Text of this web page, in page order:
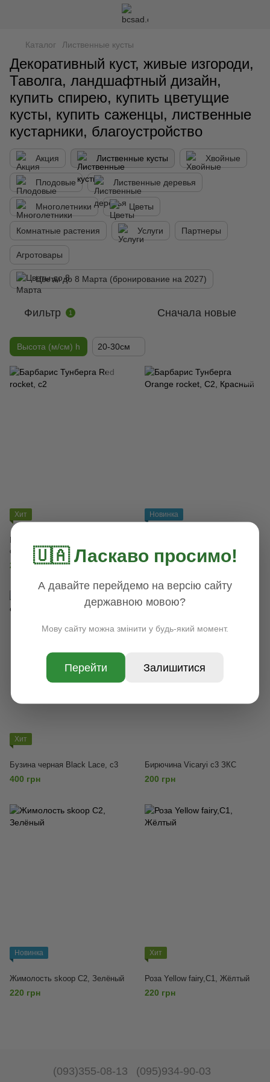
Каталог Лиственные кусты
Декоративный куст, живые изгороди,
Таволга, ландшафтный дизайн,
купить спирею, купить цветущие
кусты, купить саженцы, лиственные
кустарники, благоустройство
Акция Лиственные кусты Хвойные
Плодовые Лиственные деревья
Многолетники Цветы
Комнатные растения Услуги Партнеры
Агротовары
Цветы до 8 Марта (бронирование на 2027)
Фильтр 1 Сначала новые
Высота (м/см) h 20-30см
Хит
с2
250 грн
Новинка
rocket, С2, Красный
250 грн
Хит
Бузина черная Black Lace, с3
400 грн
Бирючина Vicaryi с3 ЗКС
200 грн
Новинка
Жимолость skoop С2, Зелёный
220 грн
Хит
Роза Yellow fairy,С1, Жёлтый
220 грн
(093)355-08-13 (095)934-90-03
🇺🇦 Ласкаво просимо!
А давайте перейдемо на версію сайту
державною мовою?
Мову сайту можна змінити у будь-який момент.
Перейти Залишитися